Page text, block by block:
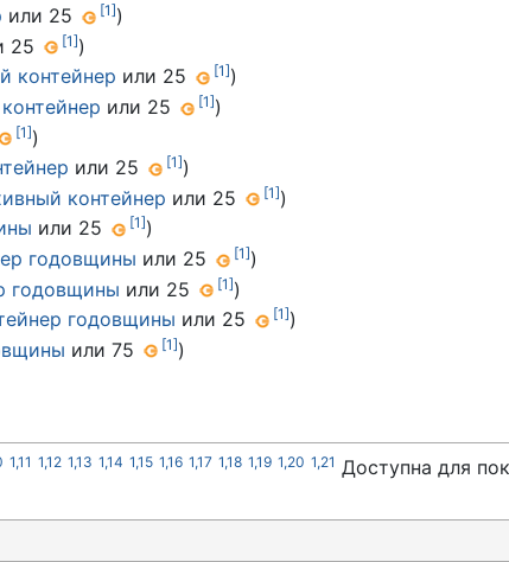
или 25 [1])
25 [1])
контейнер или 25 [1])
или 25 [1])
[1])
или 25 [1])
контейнер или 25 [1])
или 25 [1])
годовщины или 25 [1])
годовщины или 25 [1])
годовщины или 25 [1])
или 75 [1])
1,11 1,12 1,13 1,14 1,15 1,16 1,17 1,18 1,19 1,20 1,21 Доступна для